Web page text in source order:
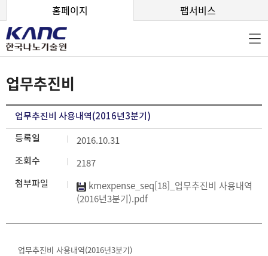
홈페이지 팹서비스
업무추진비
업무추진비 사용내역(2016년3분기)
등록일 2016.10.31
조회수 2187
첨부파일
kmexpense_seq[18]_업무추진비 사용내역
(2016년3분기).pdf
업무추진비 사용내역(2016년3분기)